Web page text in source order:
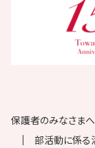
保護者のみなさまへ
部活動に係る